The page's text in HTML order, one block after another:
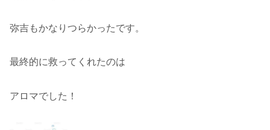
弥吉もかなりつらかったです。
最終的に救ってくれたのは
アロマでした！